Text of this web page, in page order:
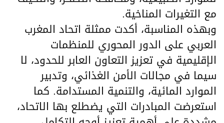
مع التغيرات المناخية.
وبهذه المناسبة، أكدت ممثلة اتحاد المغرب
العربي على الدور المحوري للمنظمات
الإقليمية في تعزيز التعاون العابر للحدود، لا
سيما في مجالات الأمن الغذائي، وتدبير
الموارد المائية، والتنمية المستدامة. كما
استعرضت المبادرات التي يضطلع بها الاتحاد،